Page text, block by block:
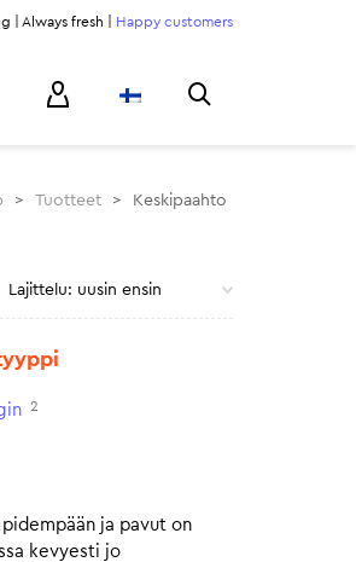
| Always fresh | Happy customers
> Tuotteet > Keskipaahto
2
ja pavut on
kevyesti jo